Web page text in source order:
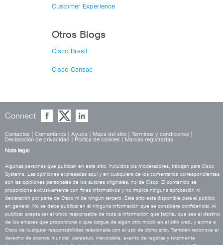
Customer Experience
Otros Blogs
Cisco Brasil
Cisco Cansac
Connect
Contactos Comentarios Ayuda Mapa del sitio Términos y condiciones
Declaración de privacidad
Política de cookies
Marcas registradas
Nota legal
Algunas personas que publican en este sitio, incluidos los moderadores, trabajan para Cisco
Systems. Las opiniones expresadas aquí y en cualquiera de los comentarios correspondientes
son las opiniones personales de los autores originales, no de Cisco. El contenido se
proporciona exclusivamente con fines informativos y no implica ninguna aprobación ni
declaración por parte de Cisco ni de ningún tercero. Este sitio está disponible para el público
en general. No se debe publicar en él ninguna información que se considere confidencial. Al
publicar, acepta ser el único responsable de toda la información que facilite, que sea el destino
de los enlaces que proporcione o que cargue de algún otro modo en el sitio web, y exime a
Cisco de cualquier responsabilidad relacionada con el uso de dicho sitio. También reconoce el
derecho de alcance mundial, perpetuo, irrevocable, exento de regalías y totalmente